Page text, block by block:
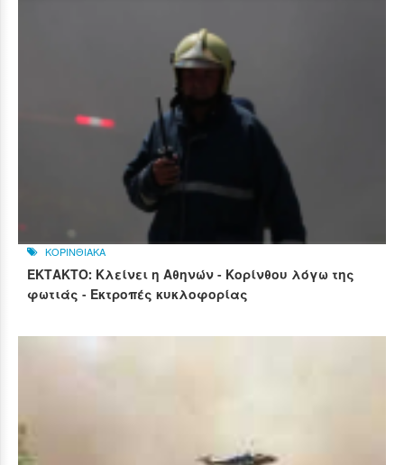
ΚΟΡΙΝΘΙΑΚΑ
ΕΚΤΑΚΤΟ: Κλείνει η Αθηνών - Κορίνθου λόγω της
φωτιάς - Εκτροπές κυκλοφορίας